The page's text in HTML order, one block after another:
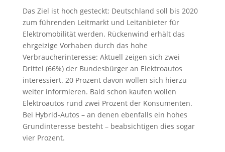
Das Ziel ist hoch gesteckt: Deutschland soll bis 2020
zum führenden Leitmarkt und Leitanbieter für
Elektromobilität werden. Rückenwind erhält das
ehrgeizige Vorhaben durch das hohe
Verbraucherinteresse: Aktuell zeigen sich zwei
Drittel (66%) der Bundesbürger an Elektroautos
interessiert. 20 Prozent davon wollen sich hierzu
weiter informieren. Bald schon kaufen wollen
Elektroautos rund zwei Prozent der Konsumenten.
Bei Hybrid-Autos – an denen ebenfalls ein hohes
Grundinteresse besteht – beabsichtigen dies sogar
vier Prozent.